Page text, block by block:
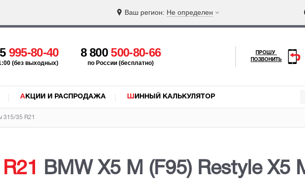
Ваш регион: Не определен
995-80-40
(без выходных)
8 800500-80-66
по России (бесплатно)
ПРОШУ
ПОЗВОНИТЬ
АКЦИИ И РАСПРОДАЖА ШИННЫЙ КАЛЬКУЛЯТОР
315/35 R21
BMW X5 M (F95) Restyle X5